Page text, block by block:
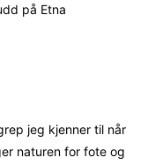
på Etna
jeg kjenner til når
naturen for fote og